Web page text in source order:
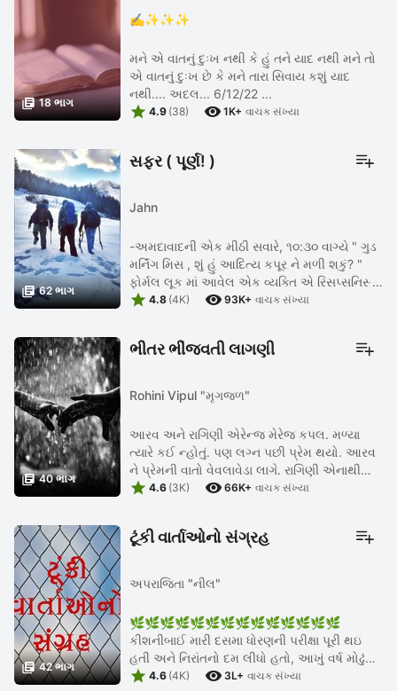
 18 ભાગ
✍️✨✨✨
મને એ વાતનું દુઃખ નથી કે હું તને યાદ નથી મને તો
એ વાતનું દુઃખ છે કે મને તારા સિવાય કશું યાદ
નથી.... અદલ... 6/12/22 ...
 4.9 (38)  1K+ વાચક સંખ્યા
 62 ભાગ
સફર ( પૂર્ણ! )
Jahn
-અમદાવાદની એક મીઠી સવારે, ૧૦:૩૦ વાગ્યે " ગુડ
મર્નિંગ મિસ , શું હું આદિત્ય કપૂર ને મળી શકું? "
ફોર્મલ લૂક માં આવેલ એક વ્યક્તિ એ રિસપ્સનિસ્ટ
ને પૂછ્યું. " યેસ , શું કામ છે? " ...
 4.8 (4K)  93K+ વાચક સંખ્યા
 40 ભાગ
ભીતર ભીંજવતી લાગણી
Rohini Vipul "મૃગજળ"
આરવ અને રાગિણી એરેન્જ મેરેજ કપલ. મળ્યા
ત્યારે કઈ ન્હોતું. પણ લગ્ન પછી પ્રેમ થયો. આરવ
ને પ્રેમની વાતો વેવલાવેડા લાગે. રાગિણી એનાથી
વિપરીત. એને રોમેન્ટિક વાતો,ગીતો,ભેટસોગાદો એવું
 4.6 (3K)  66K+ વાચક સંખ્યા
 42 ભાગ
ટૂંકી વાર્તાઓનો સંગ્રહ
અપરાજિતા "નીલ"
🌿🌿🌿🌿🌿🌿🌿🌿🌿🌿🌿🌿🌿🌿
કીશનીબાઈ મારી દસમા ધોરણની પરીક્ષા પૂરી થઇ
હતી અને નિરાંતનો દમ લીધો હતો, આખું વર્ષ મોઢું
 4.6 (4K)  3L+ વાચક સંખ્યા